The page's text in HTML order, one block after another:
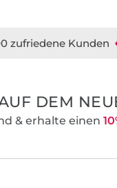
zufriedene Kunden
DEM
& erhalte einen